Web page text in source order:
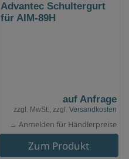
Advantec Schultergurt
für AIM-89H
auf Anfrage
zzgl. MwSt., zzgl. Versandkosten
→ Anmelden für Händlerpreise
Zum Produkt